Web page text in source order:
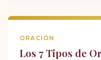
ORACIÓN
Los 7 Tipos de